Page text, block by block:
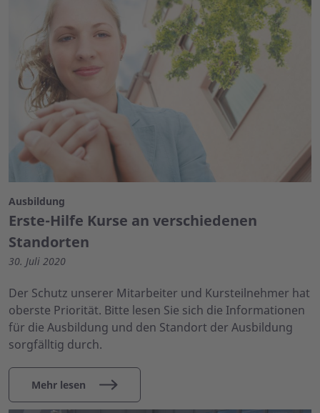
Ausbildung
Erste-Hilfe Kurse an verschiedenen
Standorten
30. Juli 2020
Der Schutz unserer Mitarbeiter und Kursteilnehmer hat
oberste Priorität. Bitte lesen Sie sich die Informationen
für die Ausbildung und den Standort der Ausbildung
sorgfälltig durch.
Mehr lesen